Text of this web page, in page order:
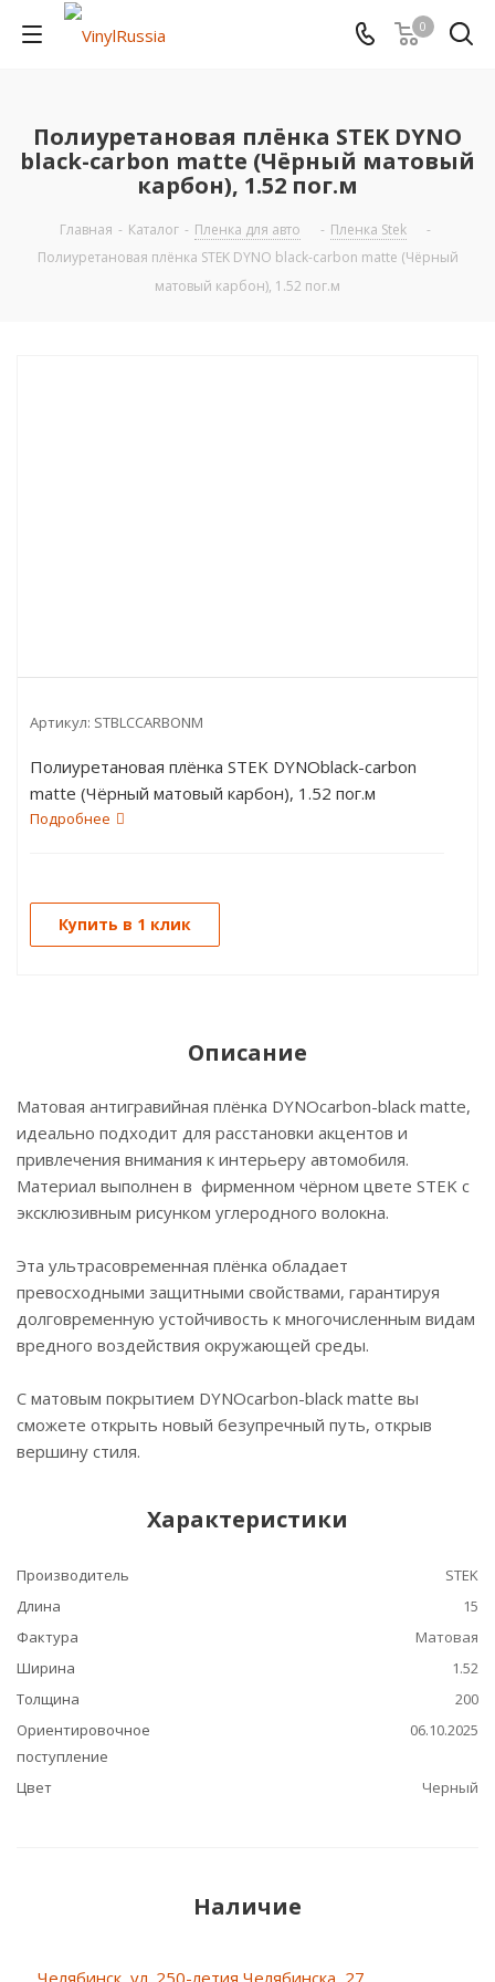
0
Полиуретановая плёнка STEK DYNO
black-carbon matte (Чёрный матовый
карбон), 1.52 пог.м
Главная - Каталог - Пленка для авто - Пленка Stek
-
Полиуретановая плёнка STEK DYNO black-carbon matte (Чёрный
матовый карбон), 1.52 пог.м
Артикул: STBLCCARBONM
Полиуретановая плёнка STEK DYNOblack-carbon
matte (Чёрный матовый карбон), 1.52 пог.м
Подробнее
Купить в 1 клик
Описание
Матовая антигравийная плёнка DYNOcarbon-black matte,
идеально подходит для расстановки акцентов и
привлечения внимания к интерьеру автомобиля.
Материал выполнен в фирменном чёрном цвете STEK с
эксклюзивным рисунком углеродного волокна.
Эта ультрасовременная плёнка обладает
превосходными защитными свойствами, гарантируя
долговременную устойчивость к многочисленным видам
вредного воздействия окружающей среды.
С матовым покрытием DYNOcarbon-black matte вы
сможете открыть новый безупречный путь, открыв
вершину стиля.
Характеристики
Производитель
STEK
Длина
15
Фактура
Матовая
Ширина
1.52
Толщина
200
Ориентировочное
поступление
06.10.2025
Цвет Черный
Наличие
Челябинск, ул. 250-летия Челябинска, 27